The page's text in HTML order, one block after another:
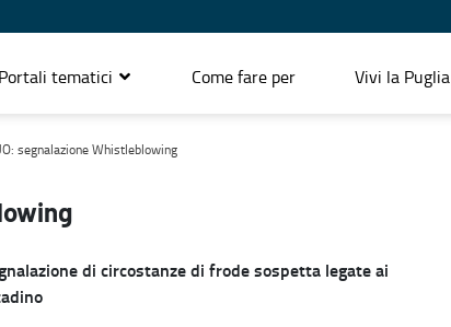
Portali tematici Come fare per Vivi la Puglia
segnalazione Whistleblowing
di circostanze di frode sospetta legate ai